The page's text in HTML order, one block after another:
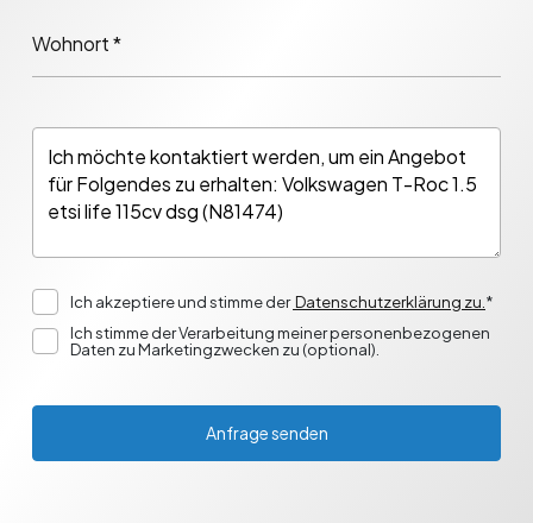
Wohnort *
Ich akzeptiere und stimme derDatenschutzerklärung zu.*
Ich stimme der Verarbeitung meiner personenbezogenen
Daten zu Marketingzwecken zu (optional).
Anfrage senden